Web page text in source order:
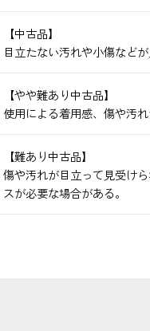
【中古品】
目立たない汚れや小傷など
【やや難あり中古品】
使用による着用感、傷や汚れ
【難あり中古品】
傷や汚れが目立って見受け
スが必要な場合がある。